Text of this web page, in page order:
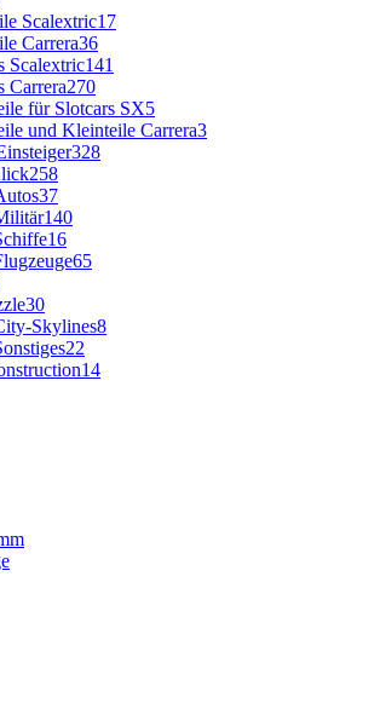
Scalextric17
Carrera36
Scalextric141
Carrera270
für Slotcars SX5
und Kleinteile Carrera3
328
258
37
140
16
65
30
Skylines8
22
14